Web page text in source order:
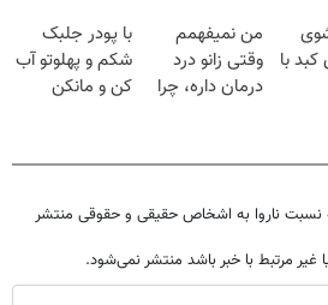
با
من نمیفهمم
وقتی زانو درد
درمان داره، چرا
با پودر جلبک
شکم و پهلوتو آب
کن و مانکن
نسبت ناروا به اشخاص حقیقی و حقوقی منتشر
غیر مرتبط با خبر باشد منتشر نمی‌شود.